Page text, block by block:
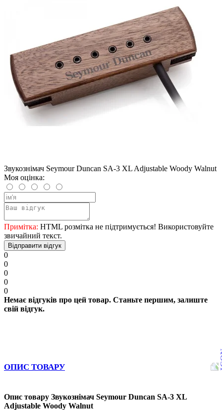
Звукознімач Seymour Duncan SA-3 XL Adjustable Woody Walnut
Моя оцінка:
Примітка: HTML розмітка не підтримується! Використовуйте
звичайний текст.
Відправити відгук
0
0
0
0
0
Немає відгуків про цей товар. Станьте першим, залиште
свій відгук.
ОПИС ТОВАРУ
Опис товару Звукознімач Seymour Duncan SA-3 XL
Adjustable Woody Walnut